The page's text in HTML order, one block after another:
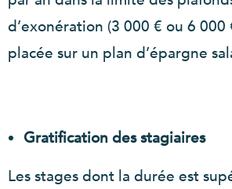
d’exonération (3 000 € ou 6
placée sur un plan d’épargne
Gratification des stagiaires
Les stages dont la durée est